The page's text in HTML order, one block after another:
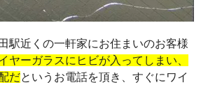
駅近くの一軒家にお住まいのお客様
ヤーガラスにヒビが入ってしまい、
だというお電話を頂き、すぐにワイ